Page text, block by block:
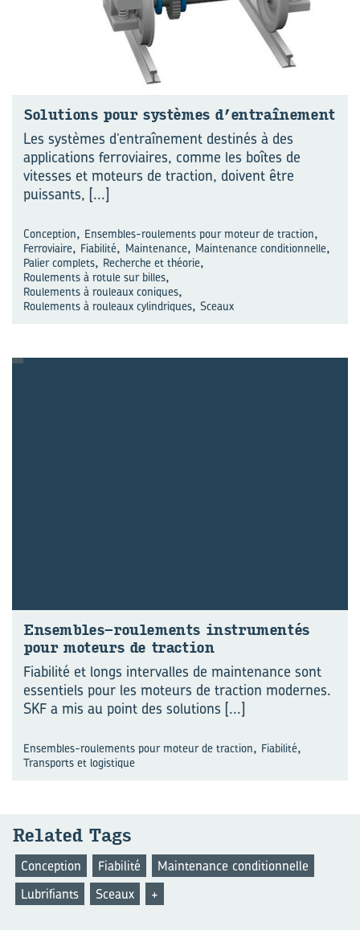
So­lu­tions pour sys­tèmes d’en­traî­ne­ment
Les systèmes d’entraînement destinés à des
applications ferroviaires, comme les boîtes de
vitesses et moteurs de traction, doivent être
puissants, [...]
Conception, Ensembles-roulements pour moteur de traction,
Ferroviaire, Fiabilité, Maintenance, Maintenance conditionnelle,
Palier complets, Recherche et théorie,
Roulements à rotule sur billes,
Roulements à rouleaux coniques,
Roulements à rouleaux cylindriques, Sceaux
Ensembles-​roulements ins­tru­men­tés
pour mo­teurs de trac­tion
Fiabilité et longs intervalles de maintenance sont
essentiels pour les moteurs de traction modernes.
SKF a mis au point des solutions [...]
Ensembles-roulements pour moteur de traction, Fiabilité,
Transports et logistique
Re­la­ted Tags
+
Conception Fiabilité
Maintenance conditionnelle
Lubrifiants
Sceaux